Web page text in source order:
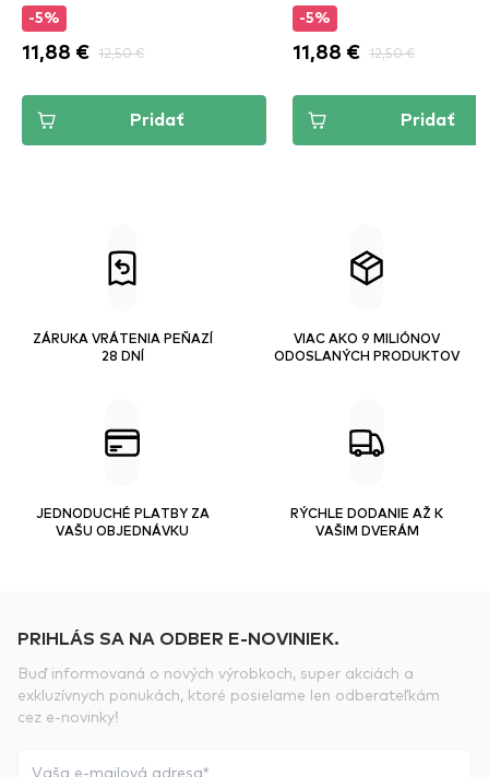
-5%
11,88 € 12,50 €
Pridať
-5%
11,88 € 12,50 €
Pridať
ZÁRUKA VRÁTENIA PEŇAZÍ
28 DNÍ
VIAC AKO 9 MILIÓNOV
ODOSLANÝCH PRODUKTOV
JEDNODUCHÉ PLATBY ZA
VAŠU OBJEDNÁVKU
RÝCHLE DODANIE AŽ K
VAŠIM DVERÁM
PRIHLÁS SA NA ODBER E-NOVINIEK.
Buď informovaná o nových výrobkoch, super akciách a
exkluzívnych ponukách, ktoré posielame len odberateľkám
cez e-novinky!